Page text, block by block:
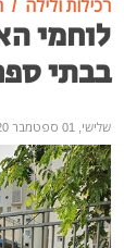
רכילות ולילה
לוחמי
בבתי
שלישי, 01 ספטמבר 2020